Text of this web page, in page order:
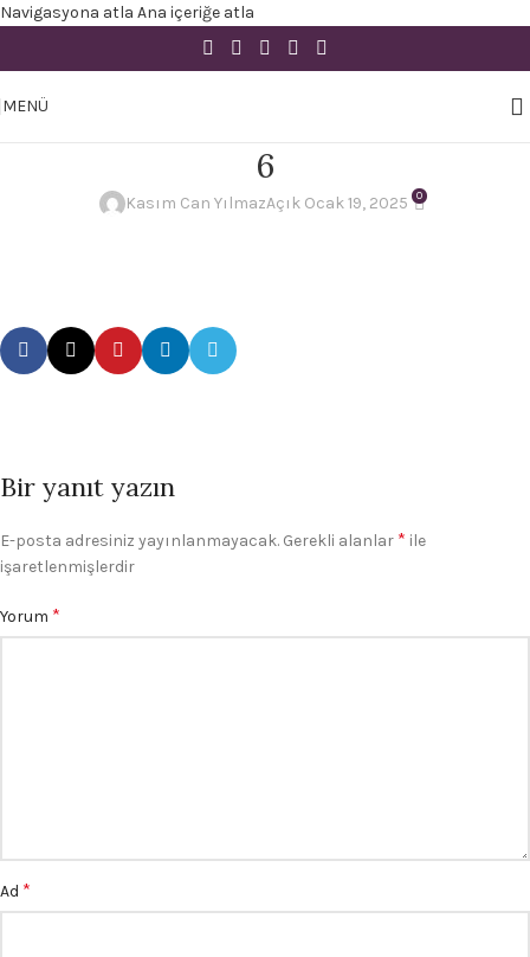
Navigasyona atla Ana içeriğe atla
MENÜ
6
Kasım Can YılmazAçık Ocak 19, 2025 0
Bir yanıt yazın
E-posta adresiniz yayınlanmayacak. Gerekli alanlar * ile
işaretlenmişlerdir
Yorum *
Ad *